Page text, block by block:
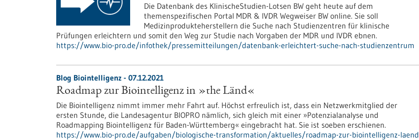
Die Datenbank des KlinischeStudien-Lotsen BW geht heute auf dem
themenspezifischen Portal MDR & IVDR Wegweiser BW online. Sie soll
Medizinprodukteherstellern die Suche nach Studienzentren für klinische
Prüfungen erleichtern und somit den Weg zur Studie nach Vorgaben der MDR und IVDR ebnen.
https://www.bio-pro.de/infothek/pressemitteilungen/datenbank-erleichtert-suche-nach-studienzentrum
Blog Biointelligenz - 07.12.2021
Roadmap zur Biointelligenz in »the Länd«
Die Biointelligenz nimmt immer mehr Fahrt auf. Höchst erfreulich ist, dass ein Netzwerkmitglied der
ersten Stunde, die Landesagentur BIOPRO nämlich, sich gleich mit einer »Potenzialanalyse und
Roadmapping Biointelligenz für Baden-Württemberg« eingebracht hat. Sie ist soeben erschienen.
https://www.bio-pro.de/aufgaben/biologische-transformation/aktuelles/roadmap-zur-biointelligenz-laend